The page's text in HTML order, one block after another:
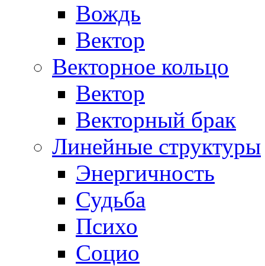
Вождь
Вектор
Векторное кольцо
Вектор
Векторный брак
Линейные структуры
Энергичность
Судьба
Психо
Социо